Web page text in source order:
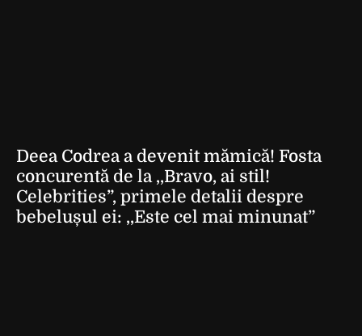
Deea Codrea a devenit mămică! Fosta
concurentă de la ,,Bravo, ai stil!
Celebrities”, primele detalii despre
bebelușul ei: ,,Este cel mai minunat”